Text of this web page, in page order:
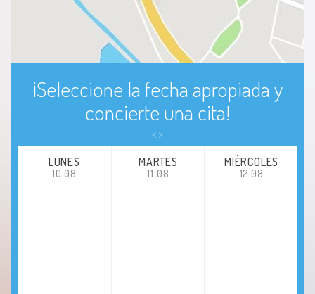
¡Seleccione la fecha apropiada y
concierte una cita!
LUNES
10.08
MARTES
11.08
MIÉRCOLES
12.08